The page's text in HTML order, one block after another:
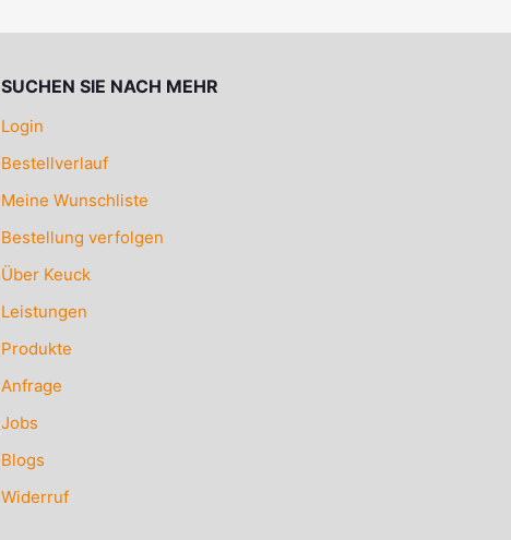
SUCHEN SIE NACH MEHR
Login
Bestellverlauf
Meine Wunschliste
Bestellung verfolgen
Über Keuck
Leistungen
Produkte
Anfrage
Jobs
Blogs
Widerruf